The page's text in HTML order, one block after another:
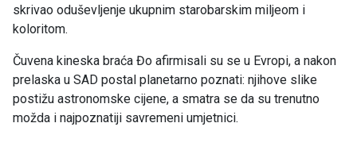
skrivao oduševljenje ukupnim starobarskim miljeom i
koloritom.
Čuvena kineska braća Đo afirmisali su se u Evropi, a nakon
prelaska u SAD postal planetarno poznati: njihove slike
postižu astronomske cijene, a smatra se da su trenutno
možda i najpoznatiji savremeni umjetnici.